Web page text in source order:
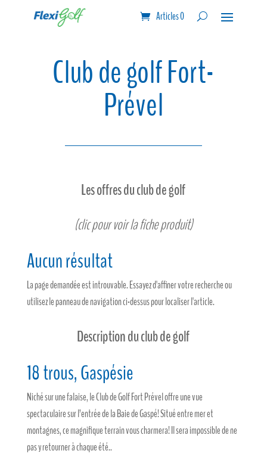
Articles 0
Club de golf Fort-
Prével
Les offres du club de golf
(clic pour voir la fiche produit)
Aucun résultat
La page demandée est introuvable. Essayez d'affiner votre recherche ou
utilisez le panneau de navigation ci-dessus pour localiser l'article.
Description du club de golf
18 trous, Gaspésie
Niché sur une falaise, le Club de Golf Fort Prével offre une vue
spectaculaire sur l’entrée de la Baie de Gaspé! Situé entre mer et
montagnes, ce magnifique terrain vous charmera! Il sera impossible de ne
pas y retourner à chaque été..